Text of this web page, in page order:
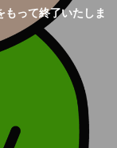
って終了いたしま